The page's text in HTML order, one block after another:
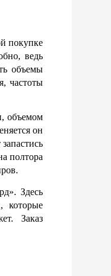
покупке
ведь
объемы
частоты
объемом
он
полтора
Здесь
которые
Заказ